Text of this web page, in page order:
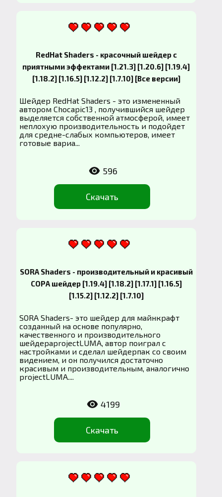
RedHat Shaders - красочный шейдер с
приятными эффектами [1.21.3] [1.20.6] [1.19.4]
[1.18.2] [1.16.5] [1.12.2] [1.7.10] [Все версии]
Шейдер RedHat Shaders - это измененный
автором Chocapic13 , получившийся шейдер
выделяется собственной атмосферой, имеет
неплохую производительность и подойдет
для средне-слабых компьютеров, имеет
готовые вариа...
Скачать
596
SORA Shaders - производительный и красивый
СОРА шейдер [1.19.4] [1.18.2] [1.17.1] [1.16.5]
[1.15.2] [1.12.2] [1.7.10]
SORA Shaders- это шейдер для майнкрафт
созданный на основе популярно,
качественного и производительного
шейдераprojectLUMA, автор поиграл с
настройками и сделал шейдерпак со своим
видением, и он получился достаточно
красивым и производительным, аналогично
projectLUMA....
Скачать
4199